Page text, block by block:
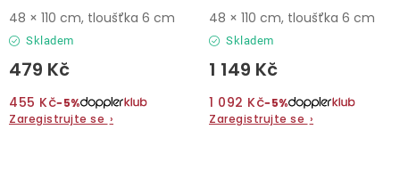
Skladem
479 Kč
455 Kč−5%
Zaregistrujte se ›
48 × 110 cm, tloušťka 6 cm
Skladem
1 149 Kč
1 092 Kč−5%
Zaregistrujte se ›
48 × 110 cm, tloušťka 6 cm